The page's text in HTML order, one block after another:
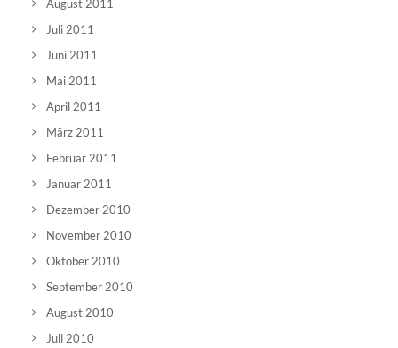
August 2011
Juli 2011
Juni 2011
Mai 2011
April 2011
März 2011
Februar 2011
Januar 2011
Dezember 2010
November 2010
Oktober 2010
September 2010
August 2010
Juli 2010